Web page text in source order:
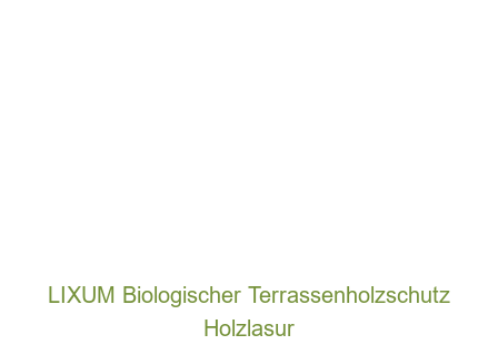
LIXUM Biologischer Terrassenholzschutz
Holzlasur